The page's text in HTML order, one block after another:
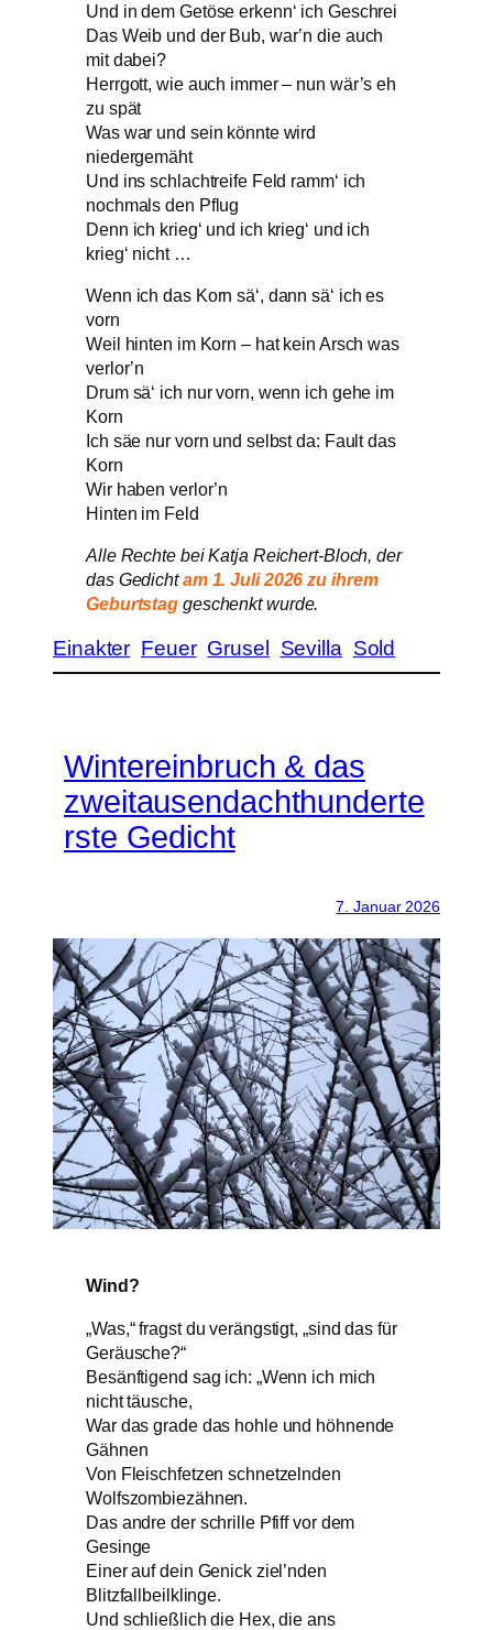
Und in dem Getöse erkenn‘ ich Geschrei
Das Weib und der Bub, war’n die auch
mit dabei?
Herrgott, wie auch immer – nun wär’s eh
zu spät
Was war und sein könnte wird
niedergemäht
Und ins schlachtreife Feld ramm‘ ich
nochmals den Pflug
Denn ich krieg‘ und ich krieg‘ und ich
krieg‘ nicht …
Wenn ich das Korn sä‘, dann sä‘ ich es
vorn
Weil hinten im Korn – hat kein Arsch was
verlor’n
Drum sä‘ ich nur vorn, wenn ich gehe im
Korn
Ich säe nur vorn und selbst da: Fault das
Korn
Wir haben verlor’n
Hinten im Feld
Alle Rechte bei Katja Reichert-Bloch, der
das Gedichtam 1. Juli 2026 zu ihrem
Geburtstag geschenkt wurde.
Einakter Feuer Grusel Sevilla Sold
Wintereinbruch & das
zweitausendachthunderte
rste Gedicht
7. Januar 2026
Wind?
„Was,“ fragst du verängstigt, „sind das für
Geräusche?“
Besänftigend sag ich: „Wenn ich mich
nicht täusche,
War das grade das hohle und höhnende
Gähnen
Von Fleischfetzen schnetzelnden
Wolfszombiezähnen.
Das andre der schrille Pfiff vor dem
Gesinge
Einer auf dein Genick ziel’nden
Blitzfallbeilklinge.
Und schließlich die Hex, die ans